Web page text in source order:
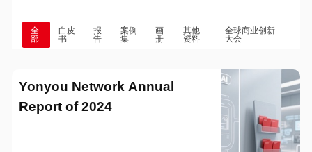
全
部
白皮
书
报
告
案例
集
画
册
其他
资料
全球商业创新
大会
Yonyou Network Annual
Report of 2024